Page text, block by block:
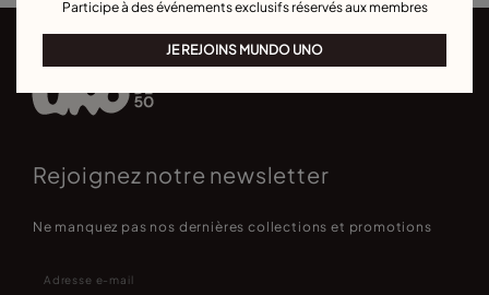
Rejoignez notre newsletter
Ne manquez pas nos dernières collections et promotions
Participe à des événements exclusifs réservés aux membres
JE REJOINS MUNDO UNO